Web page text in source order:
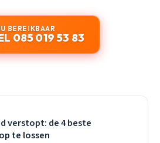
BEREIKBAAR
085 019 53 83
verstopt: de 4 beste
te lossen